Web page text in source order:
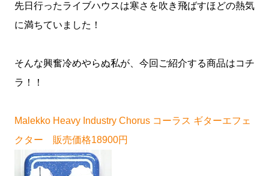
先日行ったライブハウスは寒さを吹き飛ばすほどの熱気
に満ちていました！
そんな興奮冷めやらぬ私が、今回ご紹介する商品はコチ
ラ！！
Malekko Heavy Industry Chorus コーラス ギターエフェ
クター 販売価格18900円